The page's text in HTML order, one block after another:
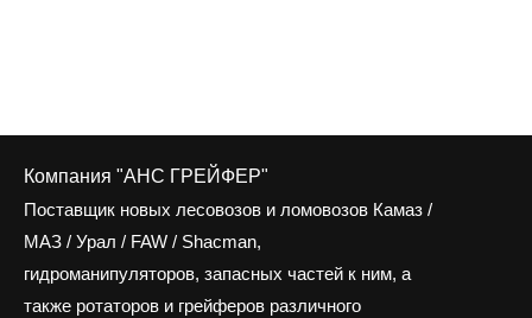
Компания "АНС ГРЕЙФЕР"
Поставщик новых лесовозов и ломовозов Камаз /
МАЗ / Урал / FAW / Shacman,
гидроманипуляторов, запасных частей к ним, а
также ротаторов и грейферов различного